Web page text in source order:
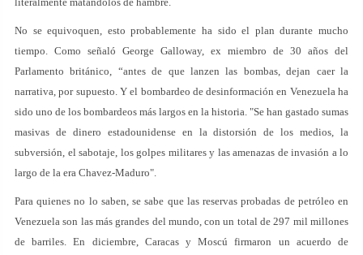
No se equivoquen, esto probablemente ha sido el plan durante mucho
tiempo. Como señaló George Galloway, ex miembro de 30 años del
Parlamento británico, “antes de que lanzen las bombas, dejan caer la
narrativa, por supuesto. Y el bombardeo de desinformación en Venezuela ha
sido uno de los bombardeos más largos en la historia. "Se han gastado sumas
masivas de dinero estadounidense en la distorsión de los medios, la
subversión, el sabotaje, los golpes militares y las amenazas de invasión a lo
largo de la era Chavez-Maduro".
Para quienes no lo saben, se sabe que las reservas probadas de petróleo en
Venezuela son las más grandes del mundo, con un total de 297 mil millones
de barriles. En diciembre, Caracas y Moscú firmaron un acuerdo de